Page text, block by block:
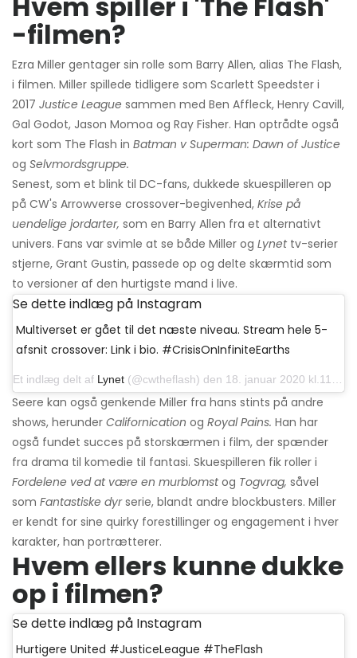
-filmen?
Ezra Miller gentager sin rolle som Barry Allen, alias The Flash,
i filmen. Miller spillede tidligere som Scarlett Speedster i
2017 Justice League sammen med Ben Affleck, Henry Cavill,
Gal Godot, Jason Momoa og Ray Fisher. Han optrådte også
kort som The Flash in Batman v Superman: Dawn of Justice
og Selvmordsgruppe.
Senest, som et blink til DC-fans, dukkede skuespilleren op
på CW's Arrowverse crossover-begivenhed, Krise på
uendelige jordarter, som en Barry Allen fra et alternativt
univers. Fans var svimle at se både Miller og Lynet tv-serier
stjerne, Grant Gustin, passede op og delte skærmtid som
to versioner af den hurtigste mand i live.
Se dette indlæg på Instagram
Multiverset er gået til det næste niveau. Stream hele 5-
afsnit crossover: Link i bio. #CrisisOnInfiniteEarths
Et indlæg delt af Lynet (@cwtheflash) den 18. januar 2020 kl.11: 00 PST
Seere kan også genkende Miller fra hans stints på andre
shows, herunder Californication og Royal Pains. Han har
også fundet succes på storskærmen i film, der spænder
fra drama til komedie til fantasi. Skuespilleren fik roller i
Fordelene ved at være en murblomstog Togvrag, såvel
som Fantastiske dyrserie, blandt andre blockbusters. Miller
er kendt for sine quirky forestillinger og engagement i hver
karakter, han portrætterer.
Hvem ellers kunne dukke
op i filmen?
Se dette indlæg på Instagram
Hurtigere United #JusticeLeague #TheFlash